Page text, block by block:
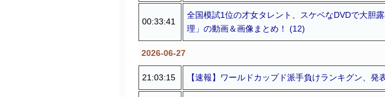
00:33:41
全国模試1位の才女タレント、スケベなDVDで大胆
理」の動画＆画像まとめ！ (12)
2026-06-27
21:03:15 【速報】ワールドカップド派手負けランキグン、発